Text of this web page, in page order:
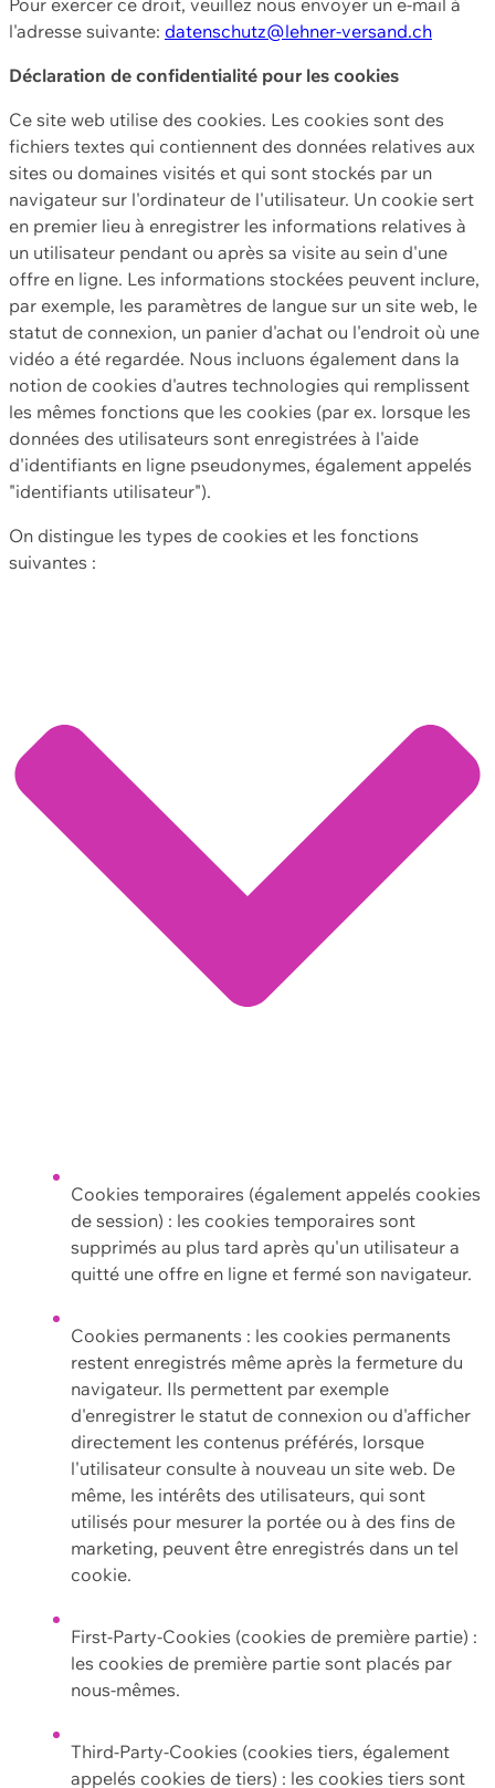
l'adresse suivante: datenschutz@lehner-versand.ch
Déclaration de confidentialité pour les cookies
Ce site web utilise des cookies. Les cookies sont des
fichiers textes qui contiennent des données relatives aux
sites ou domaines visités et qui sont stockés par un
navigateur sur l'ordinateur de l'utilisateur. Un cookie sert
en premier lieu à enregistrer les informations relatives à
un utilisateur pendant ou après sa visite au sein d'une
offre en ligne. Les informations stockées peuvent inclure,
par exemple, les paramètres de langue sur un site web, le
statut de connexion, un panier d'achat ou l'endroit où une
vidéo a été regardée. Nous incluons également dans la
notion de cookies d'autres technologies qui remplissent
les mêmes fonctions que les cookies (par ex. lorsque les
données des utilisateurs sont enregistrées à l'aide
d'identifiants en ligne pseudonymes, également appelés
"identifiants utilisateur").
On distingue les types de cookies et les fonctions
suivantes :
Cookies temporaires (également appelés cookies
de session) : les cookies temporaires sont
supprimés au plus tard après qu'un utilisateur a
quitté une offre en ligne et fermé son navigateur.
Cookies permanents : les cookies permanents
restent enregistrés même après la fermeture du
navigateur. Ils permettent par exemple
d'enregistrer le statut de connexion ou d'afficher
directement les contenus préférés, lorsque
l'utilisateur consulte à nouveau un site web. De
même, les intérêts des utilisateurs, qui sont
utilisés pour mesurer la portée ou à des fins de
marketing, peuvent être enregistrés dans un tel
cookie.
First-Party-Cookies (cookies de première partie) :
les cookies de première partie sont placés par
nous-mêmes.
Third-Party-Cookies (cookies tiers, également
appelés cookies de tiers) : les cookies tiers sont